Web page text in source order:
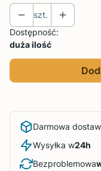
szt.
Dostępność:
duża ilość
Darmowa
Wysyłka w24h
Bezproblemowa